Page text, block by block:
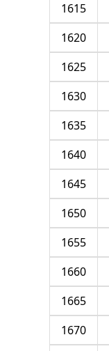
1615
1620
1625
1630
1635
1640
1645
1650
1655
1660
1665
1670